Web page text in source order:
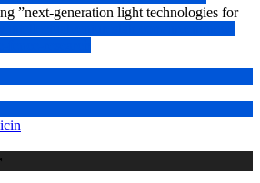
”next-generation light technologies for